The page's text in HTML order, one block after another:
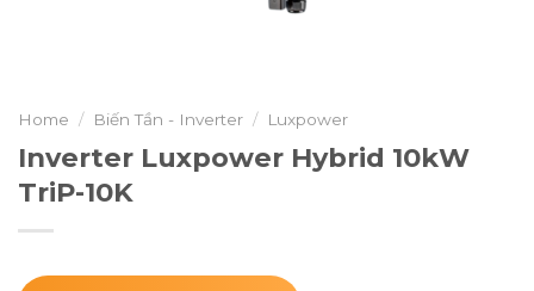
Home / Biến Tần - Inverter / Luxpower
Inverter Luxpower Hybrid 10kW
TriP-10K